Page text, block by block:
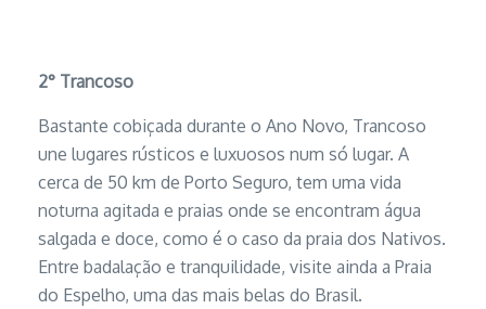
2° Trancoso
Bastante cobiçada durante o Ano Novo, Trancoso
une lugares rústicos e luxuosos num só lugar. A
cerca de 50 km de Porto Seguro, tem uma vida
noturna agitada e praias onde se encontram água
salgada e doce, como é o caso da praia dos Nativos.
Entre badalação e tranquilidade, visite ainda a Praia
do Espelho, uma das mais belas do Brasil.